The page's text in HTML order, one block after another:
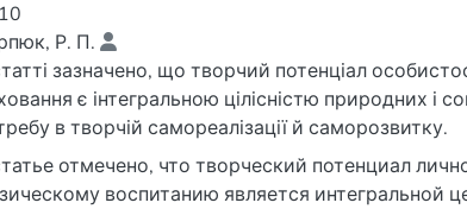
Р. П.
зазначено, що творчий потенціал
є інтегральною цілісністю природних і
в творчій самореалізації й саморозвитку.
отмечено, что творческий потенциал
воспитанию является интегральной